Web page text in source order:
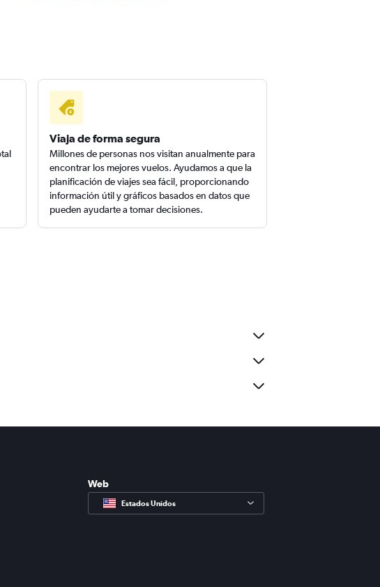
Viaja de forma segura
Millones de personas nos visitan anualmente para
encontrar los mejores vuelos. Ayudamos a que la
planificación de viajes sea fácil, proporcionando
información útil y gráficos basados en datos que
pueden ayudarte a tomar decisiones.
Web
Estados Unidos